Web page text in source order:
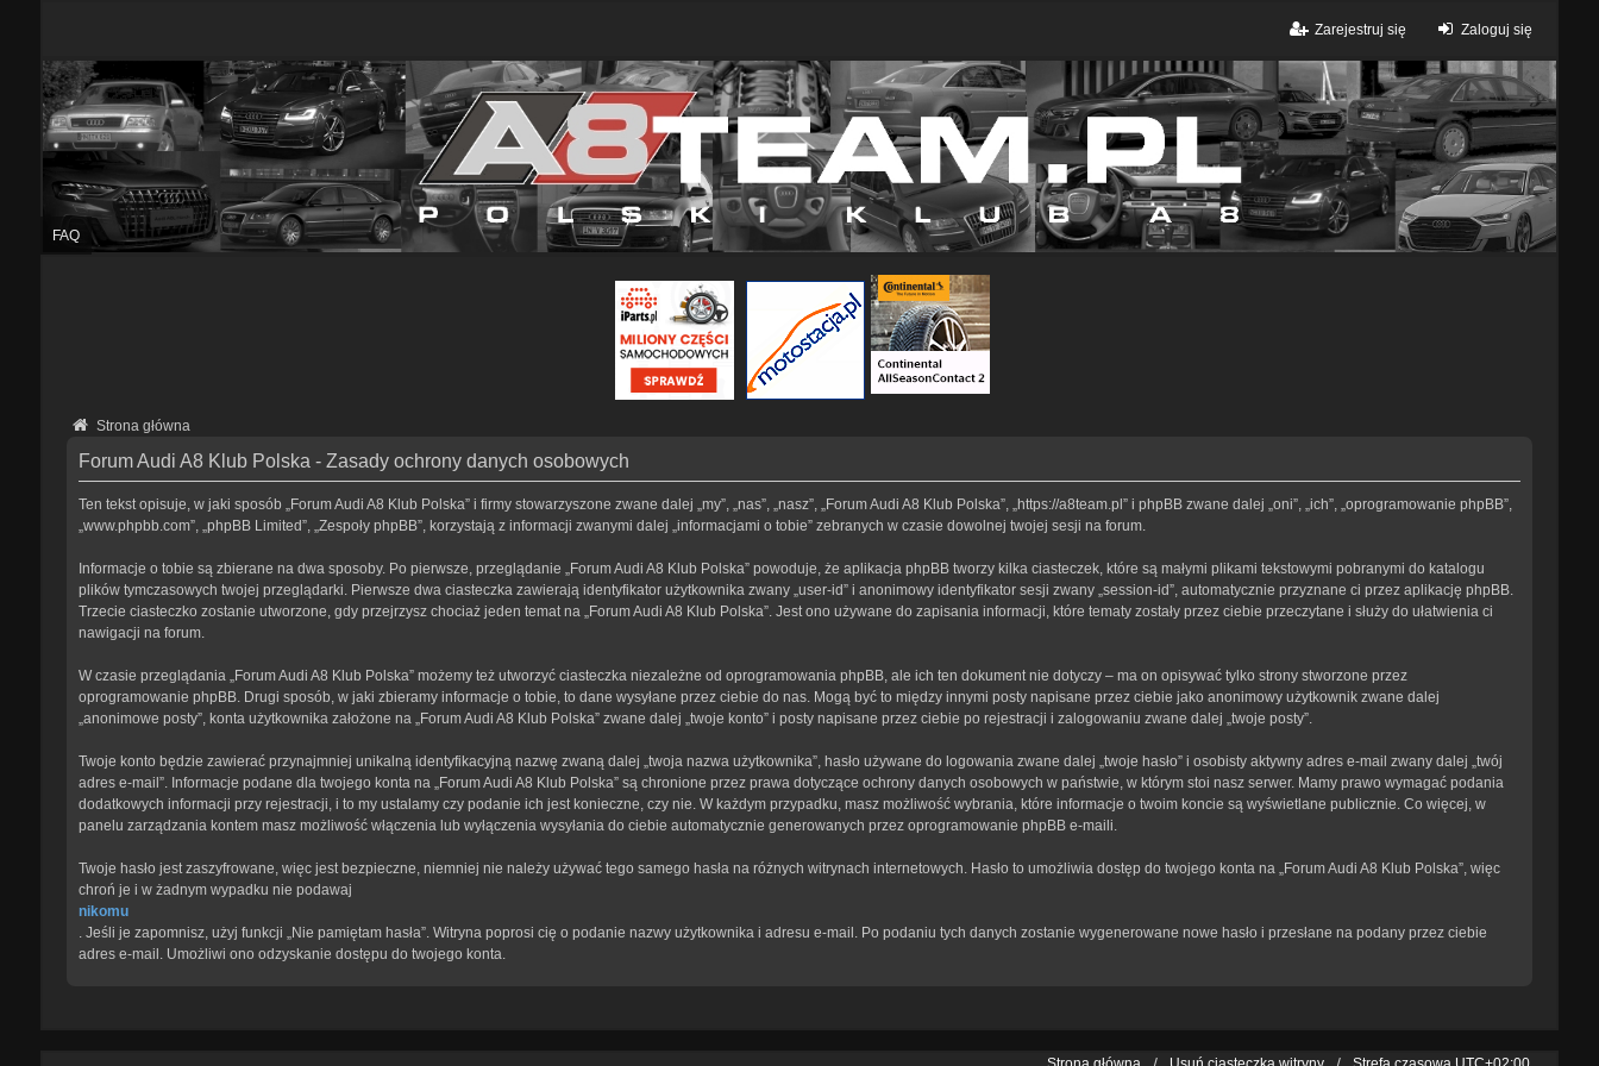
Zaloguj się
Zarejestruj się
FAQ
Strona główna
Forum Audi A8 Klub Polska - Zasady ochrony danych osobowych
Ten tekst opisuje, w jaki sposób „Forum Audi A8 Klub Polska” i firmy stowarzyszone zwane dalej „my”, „nas”, „nasz”, „Forum Audi A8 Klub Polska”, „https://a8team.pl” i phpBB zwane dalej „oni”, „ich”, „oprogramowanie phpBB”,
„www.phpbb.com”, „phpBB Limited”, „Zespoły phpBB”, korzystają z informacji zwanymi dalej „informacjami o tobie” zebranych w czasie dowolnej twojej sesji na forum.
Informacje o tobie są zbierane na dwa sposoby. Po pierwsze, przeglądanie „Forum Audi A8 Klub Polska” powoduje, że aplikacja phpBB tworzy kilka ciasteczek, które są małymi plikami tekstowymi pobranymi do katalogu
plików tymczasowych twojej przeglądarki. Pierwsze dwa ciasteczka zawierają identyfikator użytkownika zwany „user-id” i anonimowy identyfikator sesji zwany „session-id”, automatycznie przyznane ci przez aplikację phpBB.
Trzecie ciasteczko zostanie utworzone, gdy przejrzysz chociaż jeden temat na „Forum Audi A8 Klub Polska”. Jest ono używane do zapisania informacji, które tematy zostały przez ciebie przeczytane i służy do ułatwienia ci
nawigacji na forum.
W czasie przeglądania „Forum Audi A8 Klub Polska” możemy też utworzyć ciasteczka niezależne od oprogramowania phpBB, ale ich ten dokument nie dotyczy – ma on opisywać tylko strony stworzone przez
oprogramowanie phpBB. Drugi sposób, w jaki zbieramy informacje o tobie, to dane wysyłane przez ciebie do nas. Mogą być to między innymi posty napisane przez ciebie jako anonimowy użytkownik zwane dalej
„anonimowe posty”, konta użytkownika założone na „Forum Audi A8 Klub Polska” zwane dalej „twoje konto” i posty napisane przez ciebie po rejestracji i zalogowaniu zwane dalej „twoje posty”.
Twoje konto będzie zawierać przynajmniej unikalną identyfikacyjną nazwę zwaną dalej „twoja nazwa użytkownika”, hasło używane do logowania zwane dalej „twoje hasło” i osobisty aktywny adres e-mail zwany dalej „twój
adres e-mail”. Informacje podane dla twojego konta na „Forum Audi A8 Klub Polska” są chronione przez prawa dotyczące ochrony danych osobowych w państwie, w którym stoi nasz serwer. Mamy prawo wymagać podania
dodatkowych informacji przy rejestracji, i to my ustalamy czy podanie ich jest konieczne, czy nie. W każdym przypadku, masz możliwość wybrania, które informacje o twoim koncie są wyświetlane publicznie. Co więcej, w
panelu zarządzania kontem masz możliwość włączenia lub wyłączenia wysyłania do ciebie automatycznie generowanych przez oprogramowanie phpBB e-maili.
Twoje hasło jest zaszyfrowane, więc jest bezpieczne, niemniej nie należy używać tego samego hasła na różnych witrynach internetowych. Hasło to umożliwia dostęp do twojego konta na „Forum Audi A8 Klub Polska”, więc
chroń je i w żadnym wypadku nie podawaj
nikomu
. Jeśli je zapomnisz, użyj funkcji „Nie pamiętam hasła”. Witryna poprosi cię o podanie nazwy użytkownika i adresu e-mail. Po podaniu tych danych zostanie wygenerowane nowe hasło i przesłane na podany przez ciebie
adres e-mail. Umożliwi ono odzyskanie dostępu do twojego konta.